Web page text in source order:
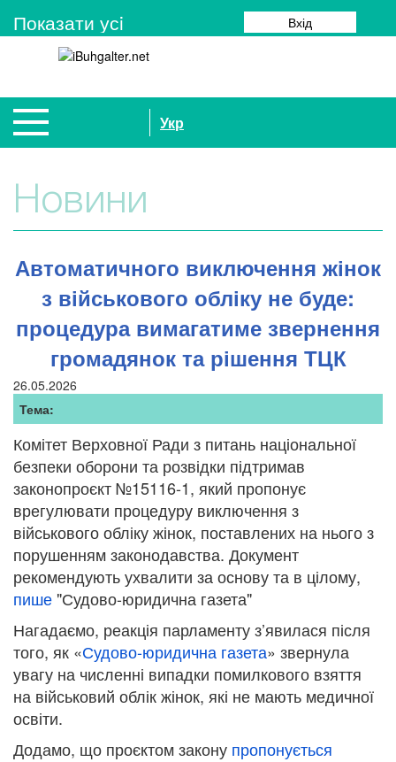
Показати усi Вхід
Укр
Новини
Автоматичного виключення жінок
з військового обліку не буде:
процедура вимагатиме звернення
громадянок та рішення ТЦК
26.05.2026
Тема:
Комітет Верховної Ради з питань національної
безпеки оборони та розвідки підтримав
законопроєкт №15116-1, який пропонує
врегулювати процедуру виключення з
військового обліку жінок, поставлених на нього з
порушенням законодавства. Документ
рекомендують ухвалити за основу та в цілому,
пише "Судово-юридична газета"
Нагадаємо, реакція парламенту з’явилася після
того, як «Судово-юридична газета» звернула
увагу на численні випадки помилкового взяття
на військовий облік жінок, які не мають медичної
освіти.
Додамо, що проєктом закону пропонується